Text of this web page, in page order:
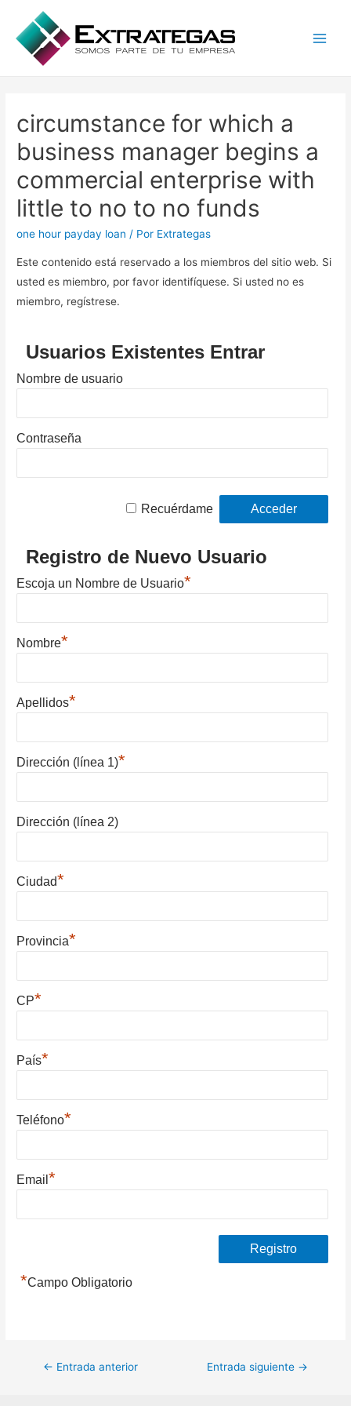
circumstance for which a
business manager begins a
commercial enterprise with
little to no to no funds
one hour payday loan / Por Extrategas
Este contenido está reservado a los miembros del sitio web. Si
usted es miembro, por favor identifíquese. Si usted no es
miembro, regístrese.
Usuarios Existentes Entrar
Nombre de usuario
Contraseña
Recuérdame
Registro de Nuevo Usuario
Escoja un Nombre de Usuario*
Nombre*
Apellidos*
Dirección (línea 1)*
Dirección (línea 2)
Ciudad*
Provincia*
CP*
País*
Teléfono*
Email*
*Campo Obligatorio
Navegación
← Entrada anterior Entrada siguiente →